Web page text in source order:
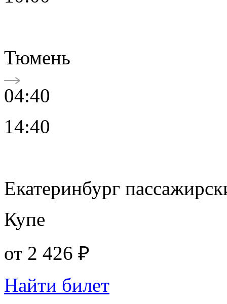
Тюмень
04:40
14:40
Екатеринбург
Купе
от 2 426 ₽
Найти билет